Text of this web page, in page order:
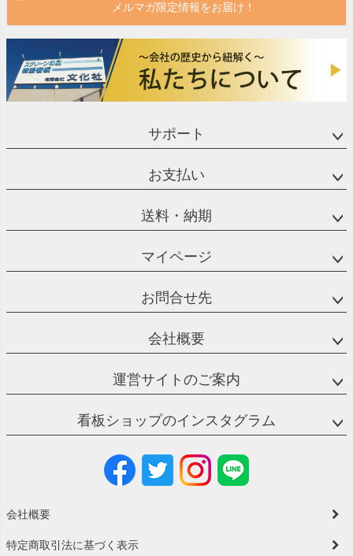
メルマガ限定情報をお届け！
サポート
お支払い
送料・納期
マイページ
お問合せ先
会社概要
運営サイトのご案内
看板ショップのインスタグラム
会社概要
特定商取引法に基づく表示